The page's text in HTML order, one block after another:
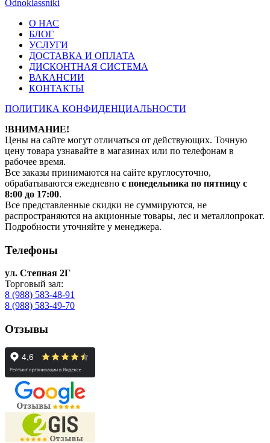
Odnoklassniki
О НАС
БЛОГ
УСЛУГИ
ДОСТАВКА И ОПЛАТА
ДИСКОНТНАЯ СИСТЕМА
ВАКАНСИИ
КОНТАКТЫ
ПОЛИТИКА КОНФИДЕНЦИАЛЬНОСТИ
!ВНИМАНИЕ!
Цены на сайте могут отличаться от действующих. Точную
цену товара узнавайте в магазинах или по телефонам в
рабочее время.
Все заказы принимаются на сайте круглосуточно,
обрабатываются ежедневно с понедельника по пятницу с
8:00 до 17:00.
Все представленные скидки не суммируются, не
распространяются на акционные товары, лес и металлопрокат.
Подробности уточняйте у менеджера.
Телефоны
ул. Степная 2Г
Торговый зал:
8 (988) 583-48-91
8 (988) 583-49-70
Отзывы